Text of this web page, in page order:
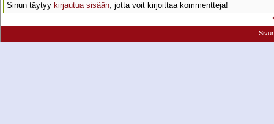
Sinun täytyy kirjautua sisään, jotta voit kirjoittaa kommentteja!